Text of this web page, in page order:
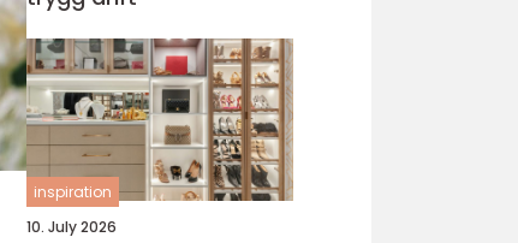
inspiration
10. July 2026